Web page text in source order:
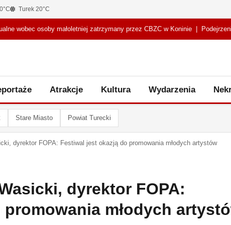
Turek 20°C
wobec osoby małoletniej zatrzymany przez CBZC w Koninie|
Atrakcje Kultura Wydarzenia
Stare Miasto Powiat Turecki
dyrektor FOPA: Festiwal jest okazją do promowania młodych artystów
dyrektor FOPA:
młodych